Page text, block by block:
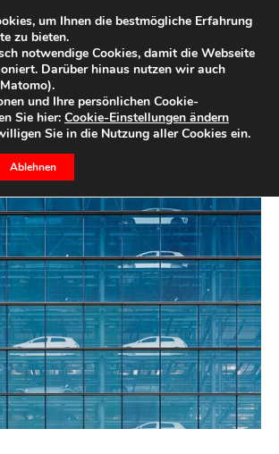
„Fehler können
teuer werden”
um Ihnen die bestmögliche Erfahrung
zu bieten.
notwendige Cookies, damit die Webseite
Darüber hinaus nutzen wir auch
und Ihre persönlichen Cookie-
Sie hier: Cookie-Einstellungen ändern
Sie in die Nutzung aller Cookies ein.
Ablehnen